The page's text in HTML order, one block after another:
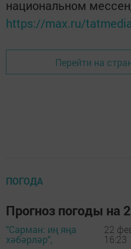
национальном
https://max.ru/
Перейти на
ПОГОДА
Прогноз погоды на
"Сарман: иң яңа
хәбәрләр",
22
16:23